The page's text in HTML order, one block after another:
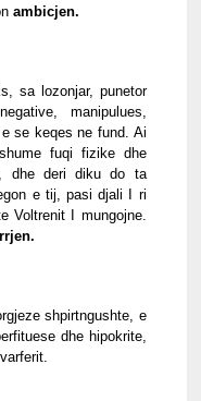
ambicjen.
sa lozonjar, punetor
manipulues,
se keqes ne fund. Ai
fuqi fizike dhe
dhe deri diku do ta
e tij, pasi djali I ri
Voltrenit I mungojne.
shpirtngushte, e
dhe hipokrite,